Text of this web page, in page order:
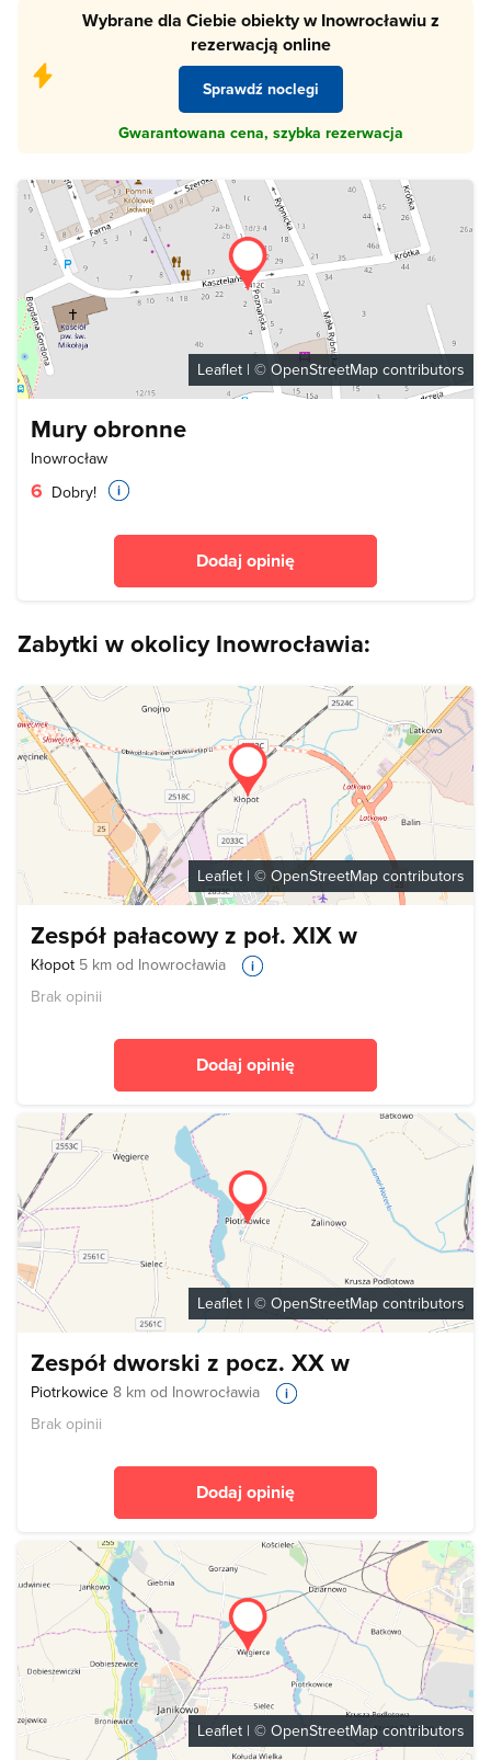
Wybrane dla Ciebie obiekty w Inowrocławiu z
rezerwacją online
Sprawdź noclegi
Gwarantowana cena, szybka rezerwacja
Leaflet | © OpenStreetMap contributors
Mury obronne
Inowrocław
6 Dobry!
Dodaj opinię
Zabytki w okolicy Inowrocławia:
Leaflet | © OpenStreetMap contributors
Zespół pałacowy z poł. XIX w
Kłopot 5 km od Inowrocławia
Brak opinii
Dodaj opinię
Leaflet | © OpenStreetMap contributors
Zespół dworski z pocz. XX w
Piotrkowice 8 km od Inowrocławia
Brak opinii
Dodaj opinię
Leaflet | © OpenStreetMapcontributors